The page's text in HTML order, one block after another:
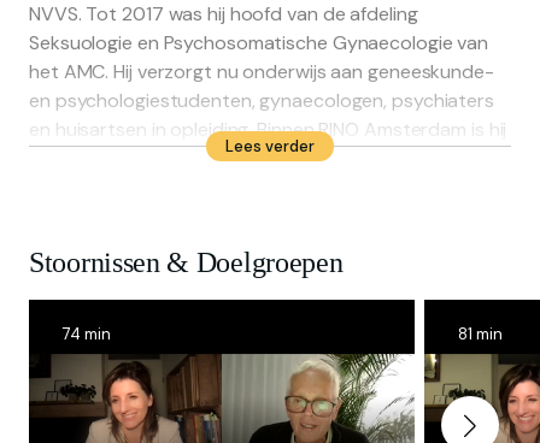
NVVS. Tot 2017 was hij hoofd van de afdeling
Seksuologie en Psychosomatische Gynaecologie van
het AMC. Hij verzorgt nu onderwijs aan geneeskunde-
en psychologiestudenten, gynaecologen, psychiaters
en huisartsen in opleiding. Binnen RINO Amsterdam is hij
sinds 1992 medeverantwoordelijk voor de opleiding
(ASH) verbonden aan Sense, het landelijk programma
seksuele gezondheid voor jongeren tot 25 jaar.
Lees verder
Stoornissen & Doelgroepen
74 min 81 min